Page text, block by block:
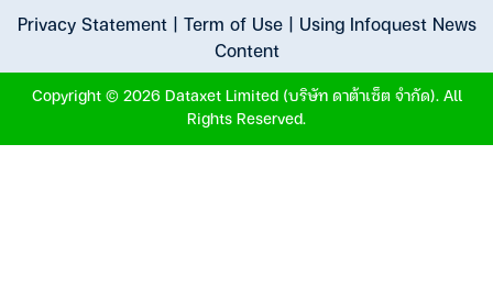
Privacy Statement| Term of Use| Using Infoquest News
Content
Copyright © 2026 Dataxet Limited (บริษัท ดาต้าเซ็ต จำกัด). All
Rights Reserved.